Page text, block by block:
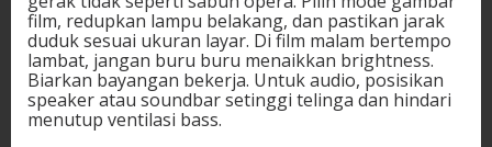
film, redupkan lampu belakang, dan pastikan jarak
duduk sesuai ukuran layar. Di film malam bertempo
lambat, jangan buru buru menaikkan brightness.
Biarkan bayangan bekerja. Untuk audio, posisikan
speaker atau soundbar setinggi telinga dan hindari
menutup ventilasi bass.